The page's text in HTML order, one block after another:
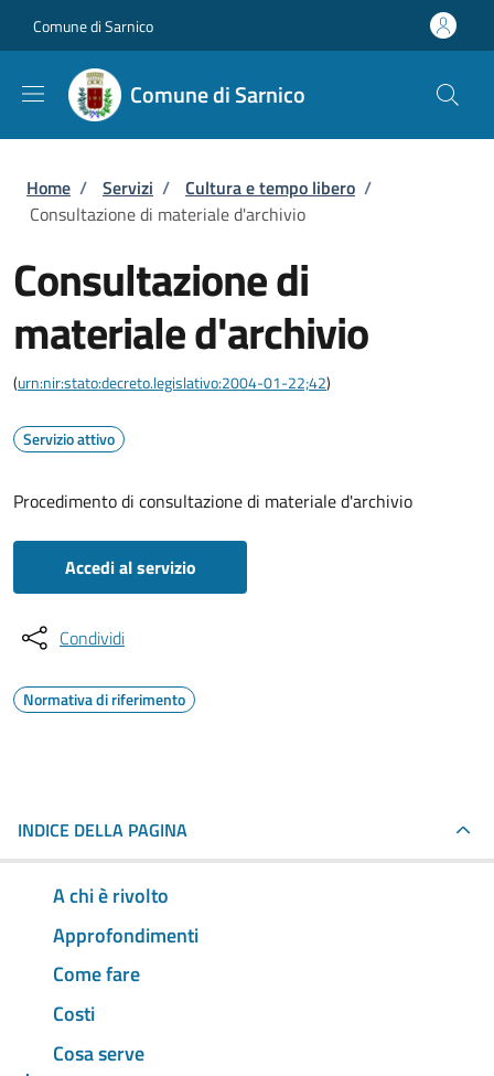
Comune di Sarnico
Comune di Sarnico
Briciole di pane
Home / Servizi / Cultura e tempo libero /
Consultazione di materiale d'archivio
Consultazione di
materiale d'archivio
(urn:nir:stato:decreto.legislativo:2004-01-22;42)
Servizio attivo
Procedimento di consultazione di materiale d'archivio
Accedi al servizio
Condividi
Normativa di riferimento
INDICE DELLA PAGINA
A chi è rivolto
Approfondimenti
Come fare
Costi
Cosa serve